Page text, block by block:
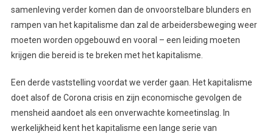
samenleving verder komen dan de onvoorstelbare blunders en
rampen van het kapitalisme dan zal de arbeidersbeweging weer
moeten worden opgebouwd en vooral – een leiding moeten
krijgen die bereid is te breken met het kapitalisme.
Een derde vaststelling voordat we verder gaan. Het kapitalisme
doet alsof de Corona crisis en zijn economische gevolgen de
mensheid aandoet als een onverwachte komeetinslag. In
werkelijkheid kent het kapitalisme een lange serie van